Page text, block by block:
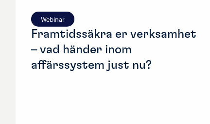
Webinar
Framtidssäkra er verksamhet
– vad händer inom
affärssystem just nu?